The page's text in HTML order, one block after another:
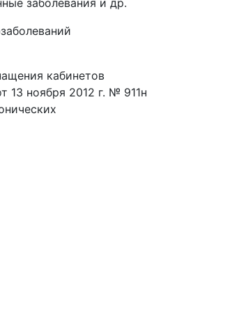
кабинетов
13 ноября 2012 г. № 911н